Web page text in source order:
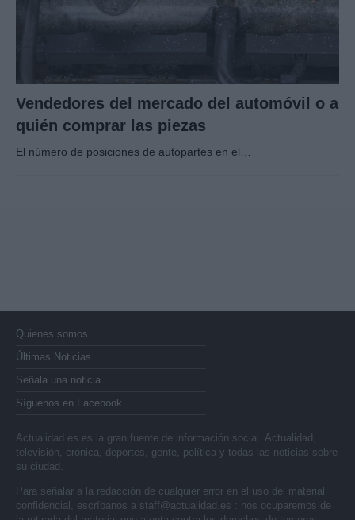
Vendedores del mercado del automóvil o a
quién comprar las piezas
El número de posiciones de autopartes en el…
Quienes somos
Últimas Noticias
Señala una noticia
Síguenos en Facebook
Actualidad.es es la gran fuente de información social. Actualidad,
televisión, crónica, deportes, gente, política y todas las noticias sobre
su ciudad.
Para señalar a la redacción de cualquier error en el uso del material
confidencial, escríbanos a staff@actualidad.es : nos ocuparemos de